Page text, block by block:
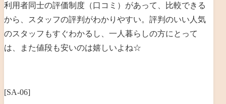
利用者同士の評価制度（口コミ）があって、比較できる
から、スタッフの評判がわかりやすい。評判のいい人気
のスタッフもすぐわかるし、一人暮らしの方にとって
は、また値段も安いのは嬉しいよね☆
[SA-06]